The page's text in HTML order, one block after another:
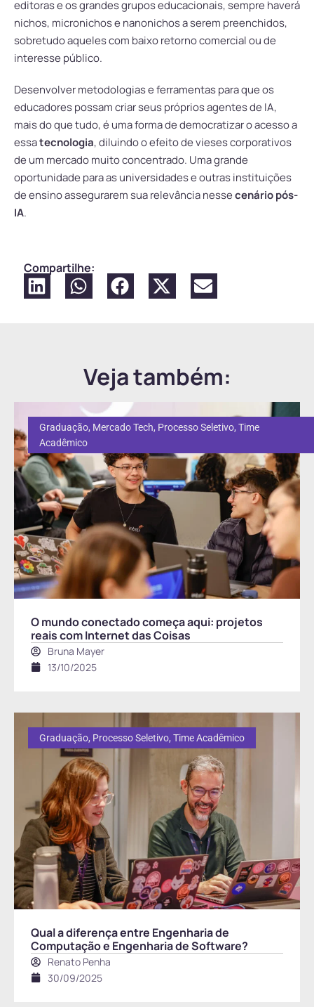
editoras e os grandes grupos educacionais, sempre haverá
nichos, micronichos e nanonichos a serem preenchidos,
sobretudo aqueles com baixo retorno comercial ou de
interesse público.
Desenvolver metodologias e ferramentas para que os
educadores possam criar seus próprios agentes de IA,
mais do que tudo, é uma forma de democratizar o acesso a
essatecnologia, diluindo o efeito de vieses corporativos
de um mercado muito concentrado. Uma grande
oportunidade para as universidades e outras instituições
de ensino assegurarem sua relevância nessecenário pós-
IA.
Compartilhe:
Veja também:
Graduação, Mercado Tech, Processo Seletivo, Time
Acadêmico
O mundo conectado começa aqui: projetos
reais com Internet das Coisas
Bruna Mayer
13/10/2025
Graduação, Processo Seletivo, Time Acadêmico
Qual a diferença entre Engenharia de
Computação e Engenharia de Software?
Renato Penha
30/09/2025